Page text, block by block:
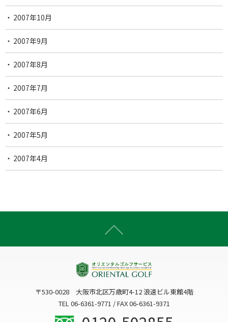
2007年10月
2007年9月
2007年8月
2007年7月
2007年6月
2007年5月
2007年4月
〒530-0028 大阪市北区万歳町4-12 浪速ビル東館4階
TEL 06-6361-9771 / FAX 06-6361-9371